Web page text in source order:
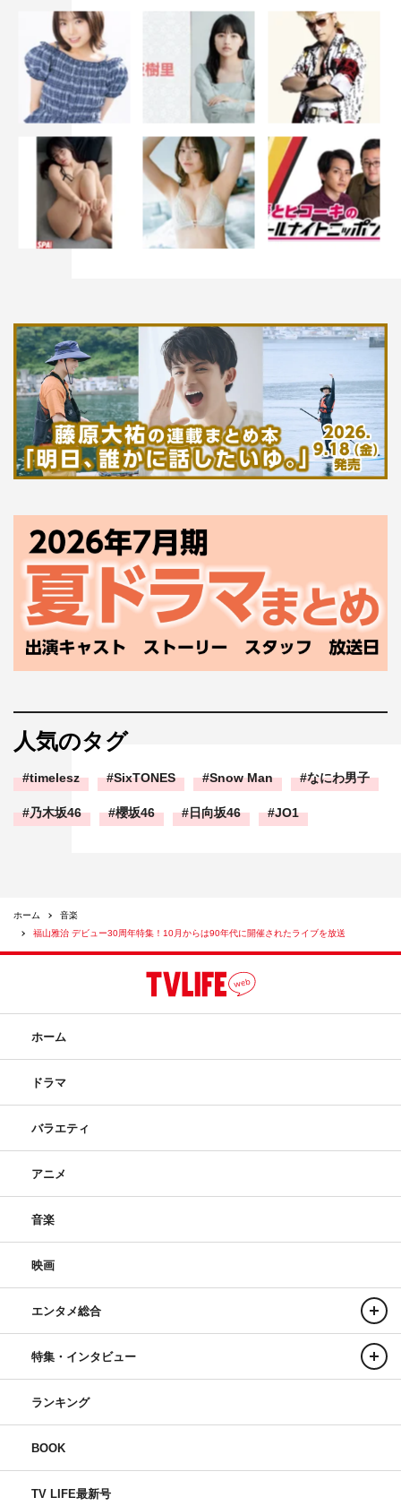
人気のタグ
timelesz SixTONES Snow Man なにわ男子
乃木坂46 櫻坂46 日向坂46 JO1
ホーム
音楽
福山雅治 デビュー30周年特集！10月からは90年代に開催されたライブを放送
ホーム
ドラマ
バラエティ
アニメ
音楽
映画
エンタメ総合
特集・インタビュー
ランキング
BOOK
TV LIFE最新号